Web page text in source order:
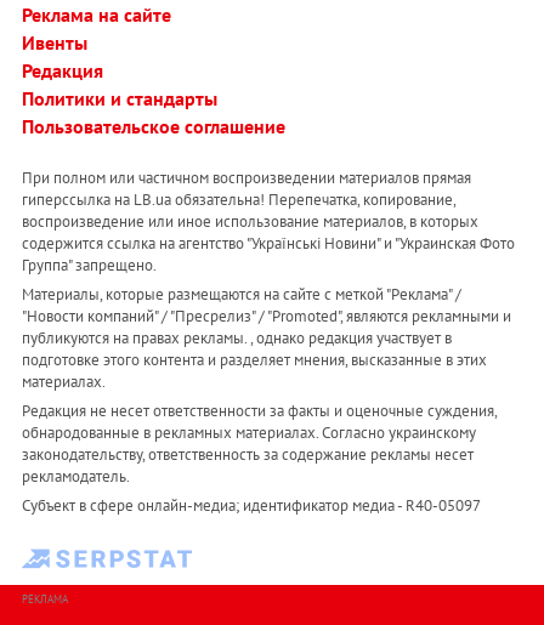
Реклама на сайте
Ивенты
Редакция
Политики и стандарты
Пользовательское соглашение
При полном или частичном воспроизведении материалов прямая
гиперссылка на LB.ua обязательна! Перепечатка, копирование,
воспроизведение или иное использование материалов, в которых
содержится ссылка на агентство "Українськi Новини" и "Украинская Фото
Группа" запрещено.
Материалы, которые размещаются на сайте с меткой "Реклама" /
"Новости компаний" / "Пресрелиз" / "Promoted", являются рекламными и
публикуются на правах рекламы. , однако редакция участвует в
подготовке этого контента и разделяет мнения, высказанные в этих
материалах.
Редакция не несет ответственности за факты и оценочные суждения,
обнародованные в рекламных материалах. Согласно украинскому
законодательству, ответственность за содержание рекламы несет
рекламодатель.
Субъект в сфере онлайн-медиа; идентификатор медиа - R40-05097
РЕКЛАМА